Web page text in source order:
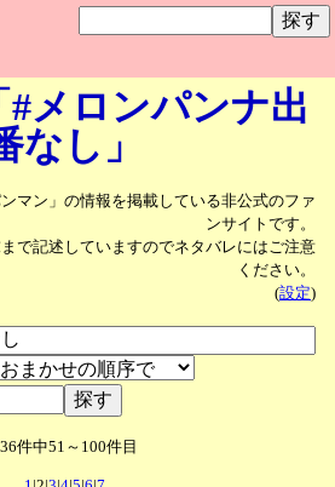
#メロンパンナ出
なし」
マン」の情報を掲載している非公式のファ
ンサイトです。
で記述していますのでネタバレにはご注意
ください。
(設定)
件中51～100件目